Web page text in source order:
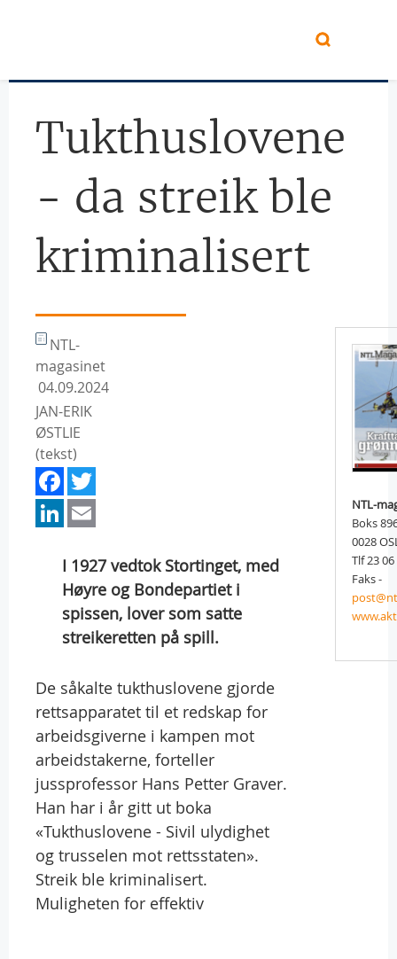
Tukthuslovene
- da streik ble
kriminalisert
NTL-
magasinet
04.09.2024
JAN-ERIK
ØSTLIE
(tekst)
Facebook
LinkedIn
I 1927 vedtok Stortinget, med
Høyre og Bondepartiet i
spissen, lover som satte
streikeretten på spill.
De såkalte tukthuslovene gjorde
rettsapparatet til et redskap for
arbeidsgiverne i kampen mot
arbeidstakerne, forteller
jussprofessor Hans Petter Graver.
Han har i år gitt ut boka
«Tukthuslovene - Sivil ulydighet
og trusselen mot rettsstaten».
Streik ble kriminalisert.
Muligheten for effektiv
NTL-
Boks
0028
Tlf 23
Faks -